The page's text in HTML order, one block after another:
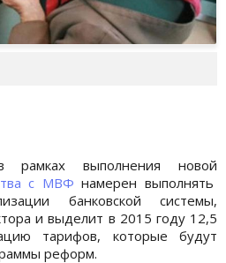
рамках выполнения новой
с МВФ намерен выполнять
банковской системы,
и выделит в 2015 году 12,5
тарифов, которые будут
реформ.